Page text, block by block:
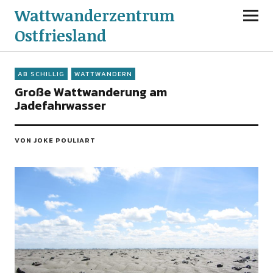
Wattwanderzentrum
Ostfriesland
AB SCHILLIG WATTWANDERN
Große Wattwanderung am
Jadefahrwasser
VON JOKE POULIART